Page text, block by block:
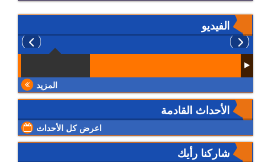
الفيديو
المزيد
الأحداث القادمة
اعرض كل الأحداث
شاركنا رأيك